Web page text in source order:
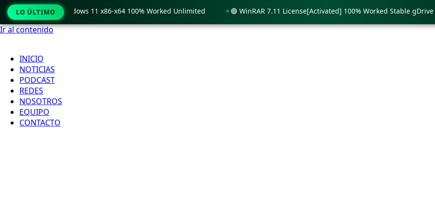
Ir al contenido
INICIO
NOTICIAS
PODCAST
REDES
NOSOTROS
EQUIPO
CONTACTO
LO ÚLTIMO
Crack only Windows 11 x86-x64 100% Worked Unlimited 🟢 WinRAR 7.11 License[Activated] 100% Worked Stable gDrive